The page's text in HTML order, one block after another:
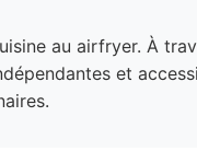
au airfryer. À
et